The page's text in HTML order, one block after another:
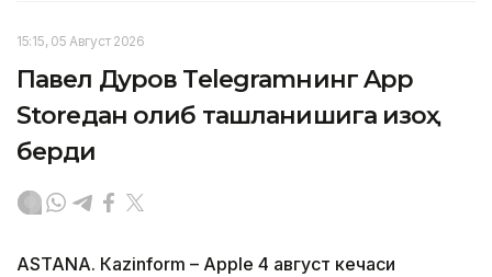
15:15, 05 Август 2026
Павел Дуров Telegramнинг App
Storeдан олиб ташланишига изоҳ
берди
ASTANА. Кazinform – Apple 4 август кечаси